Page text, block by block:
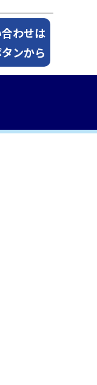
わせは
ンから